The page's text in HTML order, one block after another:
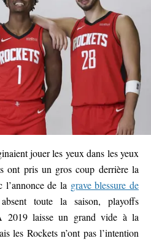
jouer les yeux dans les yeux
ont pris un gros coup derrière la
l’annonce de la grave blessure de
toute la saison, playoffs
2019 laisse un grand vide à la
les Rockets n’ont pas l’intention